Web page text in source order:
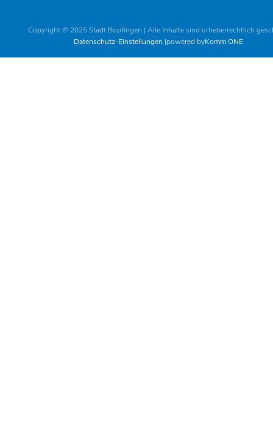
Copyright © 2025 Stadt Bopfingen | Alle Inhalte sind urheberrechtlich
Datenschutz-Einstellungen powered byKomm.ONE